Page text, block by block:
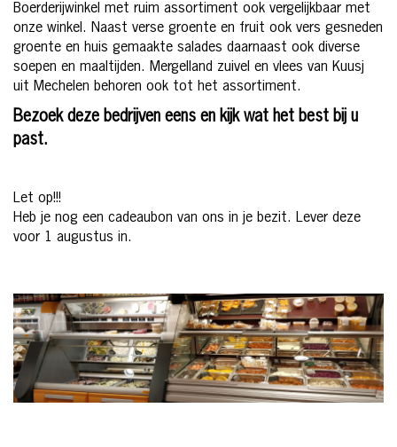
Boerderijwinkel met ruim assortiment ook vergelijkbaar met
onze winkel. Naast verse groente en fruit ook vers gesneden
groente en huis gemaakte salades daarnaast ook diverse
soepen en maaltijden. Mergelland zuivel en vlees van Kuusj
uit Mechelen behoren ook tot het assortiment.
Bezoek deze bedrijven eens en kijk wat het best bij u
past.
Let op!!!
Heb je nog een cadeaubon van ons in je bezit. Lever deze
voor 1 augustus in.